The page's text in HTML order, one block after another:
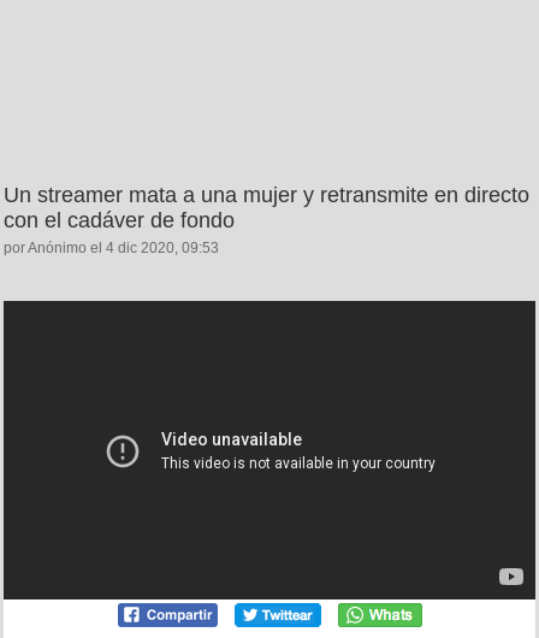
Un streamer mata a una mujer y retransmite en directo
con el cadáver de fondo
por Anónimo el 4 dic 2020, 09:53